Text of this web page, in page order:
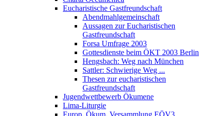
Eucharistische Gastfreundschaft
Abendmahlgemeinschaft
Aussagen zur Eucharistischen
Gastfreundschaft
Forsa Umfrage 2003
Gottesdienste beim ÖKT 2003 Berlin
Hengsbach: Weg nach München
Sattler: Schwierige Weg ...
Thesen zur eucharistischen
Gastfreundschaft
Jugendwettbewerb Ökumene
Lima-Liturgie
Europ. Ökum. Versammlung EÖV3